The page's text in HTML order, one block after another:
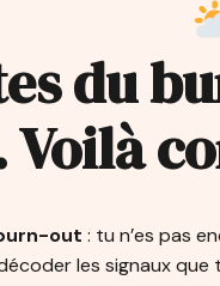
du
out : tu n’es pas
les signaux